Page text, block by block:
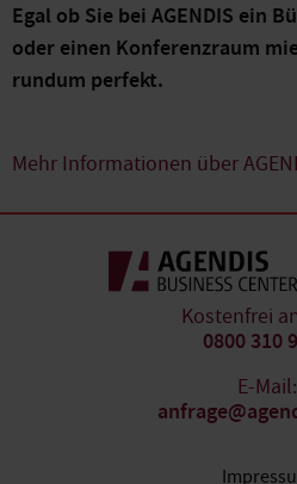
Egal ob Sie bei AGENDIS ein
oder einen Konferenzraum
rundum perfekt.
Mehr Informationen über
Kostenfrei
0800 310
E-Mail: